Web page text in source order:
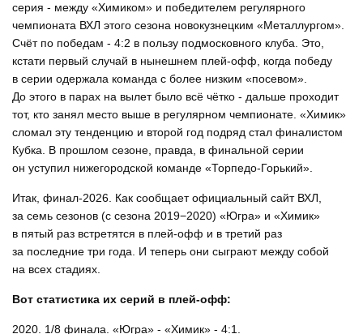
серия - между «Химиком» и победителем регулярного
чемпионата ВХЛ этого сезона новокузнецким «Металлургом».
Счёт по победам - 4:2 в пользу подмосковного клуба. Это,
кстати первый случай в нынешнем плей-офф, когда победу
в серии одержала команда с более низким «посевом».
До этого в парах на вылет было всё чётко - дальше проходит
тот, кто занял место выше в регулярном чемпионате. «Химик»
сломал эту тенденцию и второй год подряд стал финалистом
Кубка. В прошлом сезоне, правда, в финальной серии
он уступил нижегородской команде «Торпедо-Горький».
Итак, финал-2026. Как сообщает официальный сайт ВХЛ,
за семь сезонов (с сезона 2019−2020) «Югра» и «Химик»
в пятый раз встретятся в плей‑офф и в третий раз
за последние три года. И теперь они сыграют между собой
на всех стадиях.
Вот статистика их серий в плей-офф:
2020. 1/8 финала. «Югра» - «Химик» - 4:1.